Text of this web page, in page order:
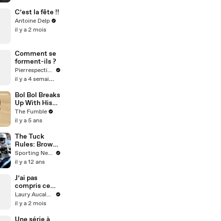
C’est la fête !!
Antoine Delp
il y a 2 mois
Comment se
forment-ils ?
Pierrespectives
il y a 4 semaines
Bol Bol Breaks
Up With His
Hot IG Model
GF After She
Digger For
Life' In TikTok
Video
The Fumble
il y a 5 ans
The Tuck
Rules: Browns
had most
impressive
win
Sporting News
il y a 12 ans
J’ai pas
compris ce
que j’ai oublié
et vous 👀
Laury Aucalme
il y a 2 mois